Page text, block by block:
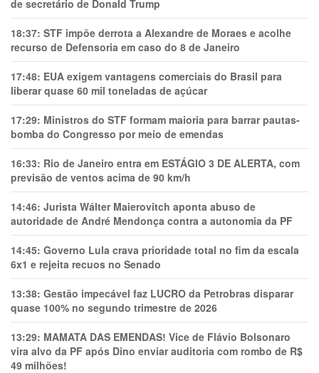
de secretário de Donald Trump
18:37: STF impõe derrota a Alexandre de Moraes e acolhe
recurso de Defensoria em caso do 8 de Janeiro
17:48: EUA exigem vantagens comerciais do Brasil para
liberar quase 60 mil toneladas de açúcar
17:29: Ministros do STF formam maioria para barrar pautas-
bomba do Congresso por meio de emendas
16:33: Rio de Janeiro entra em ESTÁGIO 3 DE ALERTA, com
previsão de ventos acima de 90 km/h
14:46: Jurista Wálter Maierovitch aponta abuso de
autoridade de André Mendonça contra a autonomia da PF
14:45: Governo Lula crava prioridade total no fim da escala
6x1 e rejeita recuos no Senado
13:38: Gestão impecável faz LUCRO da Petrobras disparar
quase 100% no segundo trimestre de 2026
13:29: MAMATA DAS EMENDAS! Vice de Flávio Bolsonaro
vira alvo da PF após Dino enviar auditoria com rombo de R$
49 milhões!